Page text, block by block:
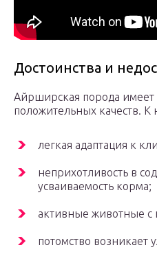
Достоинства и
Айрширская порода имеет
положительных качеств.
легкая адаптация к
неприхотливость в
усваиваемость корма;
активные животные с
потомство возникает